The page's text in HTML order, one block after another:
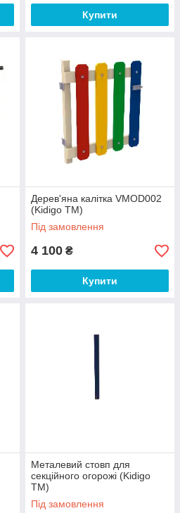
Купити
Дерев'яна калітка VMOD002
(Kidigo ТМ)
Під замовлення
4 100 ₴
Купити
Металевий стовп для
секційного огорожі (Kidigo
ТМ)
Під замовлення